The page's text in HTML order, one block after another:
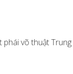
phái võ thuật Trung